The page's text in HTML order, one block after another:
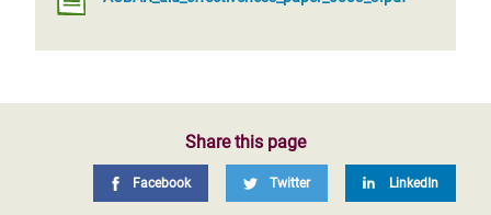
Share this page
Facebook Twitter LinkedIn